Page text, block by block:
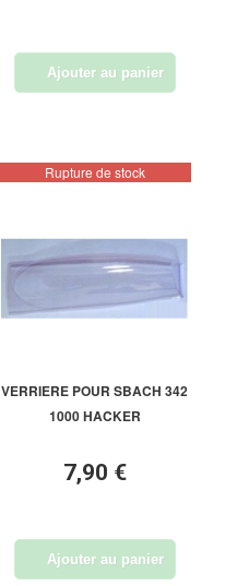
Ajouter au panier
Rupture de stock
VERRIERE POUR SBACH 342
1000 HACKER
7,90 €
Ajouter au panier